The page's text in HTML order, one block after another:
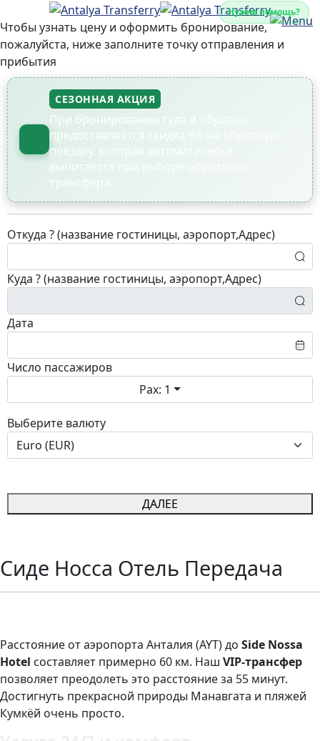
Нужна помощь?
Чтобы узнать цену и оформить бронирование,
пожалуйста, ниже заполните точку отправления и
прибытия
СЕЗОННАЯ АКЦИЯ
При бронировании туда и обратно
предоставляется скидка %5 на обратную
поездку, которая автоматически
вычитается при выборе обратного
трансфера.
Откуда ? (название гостиницы, аэропорт,Адрес)
Куда ? (название гостиницы, аэропорт,Адрес)
Дата
Число пассажиров
Pax: 1
Выберите валюту
ДАЛЕЕ
Сиде Носса Отель Передача
Расстояние от аэропорта Анталия (AYT) до Side Nossa
Hotel составляет примерно 60 км. Наш VIP-трансфер
позволяет преодолеть это расстояние за 55 минут.
Достигнуть прекрасной природы Манавгата и пляжей
Кумкёй очень просто.